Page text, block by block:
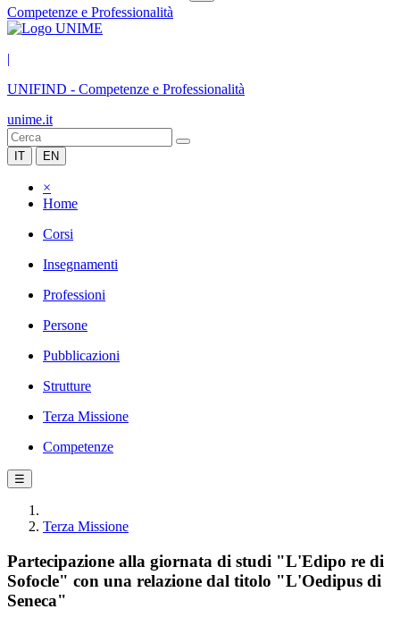
Competenze e Professionalità
|
UNIFIND - Competenze e Professionalità
unime.it
IT EN
×
Home
Corsi
Insegnamenti
Professioni
Persone
Pubblicazioni
Strutture
Terza Missione
Competenze
☰
Terza Missione
Partecipazione alla giornata di studi "L'Edipo re di
Sofocle" con una relazione dal titolo "L'Oedipus di
Seneca"